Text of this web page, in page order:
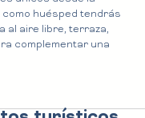
huésped tendrás
al aire libre, terraza,
complementar una